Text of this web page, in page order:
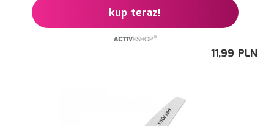
kup teraz!
11,99 PLN